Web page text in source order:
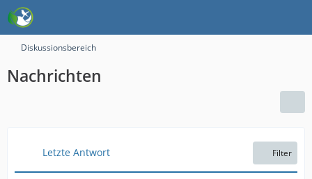
Diskussionsbereich
Nachrichten
Letzte Antwort Filter